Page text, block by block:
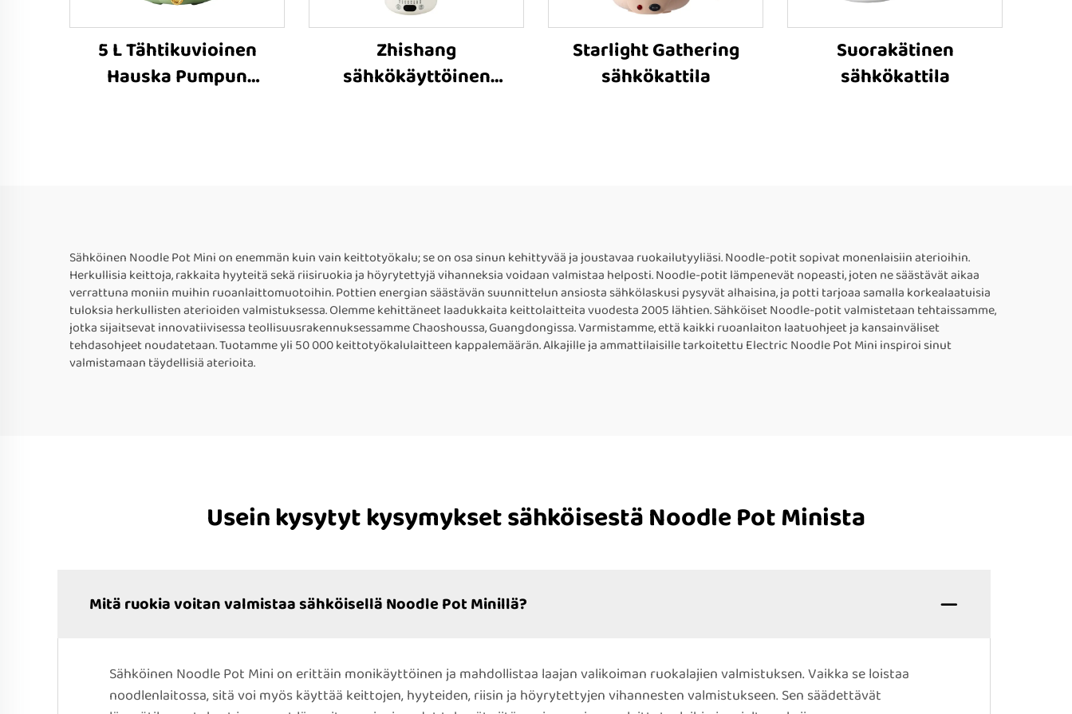
5 L Tähtikuvioinen
Hauska Pumpun
Zhishang
sähkökäyttöinen
Starlight Gathering
sähkökattila
Suorakätinen
sähkökattila
Sähköinen Noodle Pot Mini on enemmän kuin vain keittotyökalu; se on osa sinun kehittyvää ja joustavaa ruokailutyyliäsi. Noodle-potit sopivat monenlaisiin aterioihin.
Herkullisia keittoja, rakkaita hyyteitä sekä riisiruokia ja höyrytettyjä vihanneksia voidaan valmistaa helposti. Noodle-potit lämpenevät nopeasti, joten ne säästävät aikaa
verrattuna moniin muihin ruoanlaittomuotoihin. Pottien energian säästävän suunnittelun ansiosta sähkölaskusi pysyvät alhaisina, ja potti tarjoaa samalla korkealaatuisia
tuloksia herkullisten aterioiden valmistuksessa. Olemme kehittäneet laadukkaita keittolaitteita vuodesta 2005 lähtien. Sähköiset Noodle-potit valmistetaan tehtaissamme,
jotka sijaitsevat innovatiivisessa teollisuusrakennuksessamme Chaoshoussa, Guangdongissa. Varmistamme, että kaikki ruoanlaiton laatuohjeet ja kansainväliset
tehdasohjeet noudatetaan. Tuotamme yli 50 000 keittotyökalulaitteen kappalemäärän. Alkajille ja ammattilaisille tarkoitettu Electric Noodle Pot Mini inspiroi sinut
valmistamaan täydellisiä aterioita.
Usein kysytyt kysymykset sähköisestä Noodle Pot Minista
Mitä ruokia voitan valmistaa sähköisellä Noodle Pot Minillä?
Sähköinen Noodle Pot Mini on erittäin monikäyttöinen ja mahdollistaa laajan valikoiman ruokalajien valmistuksen. Vaikka se loistaa
noodlenlaitossa, sitä voi myös käyttää keittojen, hyyteiden, riisin ja höyrytettyjen vihannesten valmistukseen. Sen säädettävät